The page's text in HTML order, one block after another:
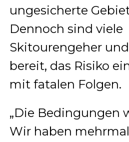
ungesicherte
Dennoch sind viele
Skitourengeher
bereit, das Risiko
mit fatalen Folgen.
„Die Bedingungen
Wir haben